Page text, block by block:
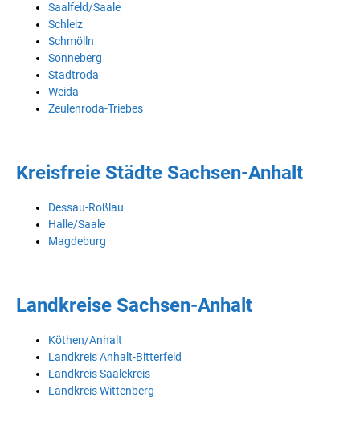
Saalfeld/Saale
Schleiz
Schmölln
Sonneberg
Stadtroda
Weida
Zeulenroda-Triebes
Kreisfreie Städte Sachsen-Anhalt
Dessau-Roßlau
Halle/Saale
Magdeburg
Landkreise Sachsen-Anhalt
Köthen/Anhalt
Landkreis Anhalt-Bitterfeld
Landkreis Saalekreis
Landkreis Wittenberg